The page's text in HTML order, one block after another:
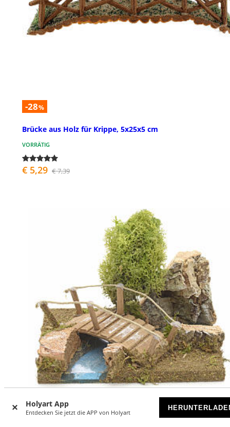
Holyart App
Entdecken Sie jetzt die APP von Holyart
-28%
Brücke aus Holz für Krippe, 5x25x5 cm
VORRÄTIG
€ 5,29 € 7,39
-25%